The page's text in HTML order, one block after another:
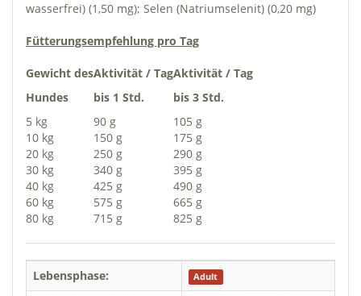
wasserfrei) (1,50 mg); Selen (Natriumselenit) (0,20 mg)
Fütterungsempfehlung pro Tag
Gewicht des
Hundes
Aktivität / Tag
bis 1 Std.
Aktivität / Tag
bis 3 Std.
5 kg
90 g
105 g
10 kg
150 g
175 g
20 kg
250 g
290 g
30 kg
340 g
395 g
40 kg
425 g
490 g
60 kg
575 g
665 g
80 kg
715 g 825 g
Lebensphase: Adult